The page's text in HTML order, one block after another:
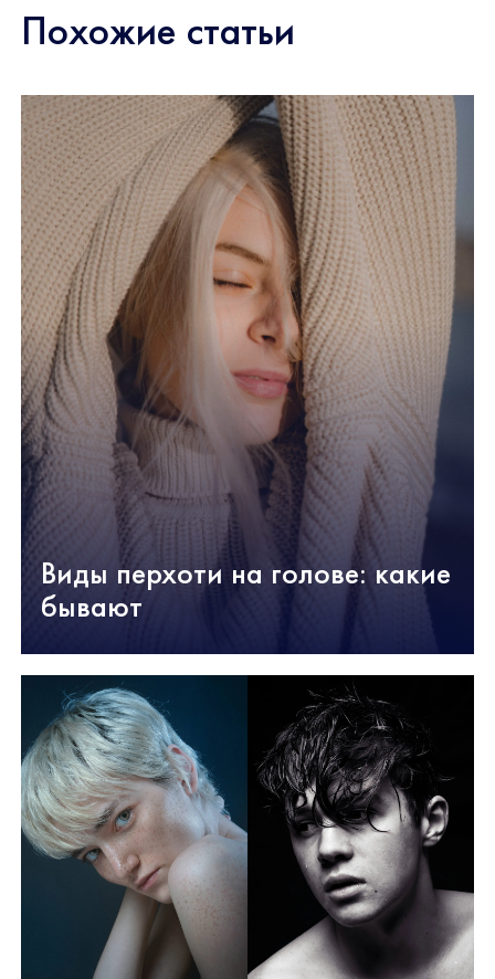
Похожие статьи
Виды перхоти на голове: какие
бывают